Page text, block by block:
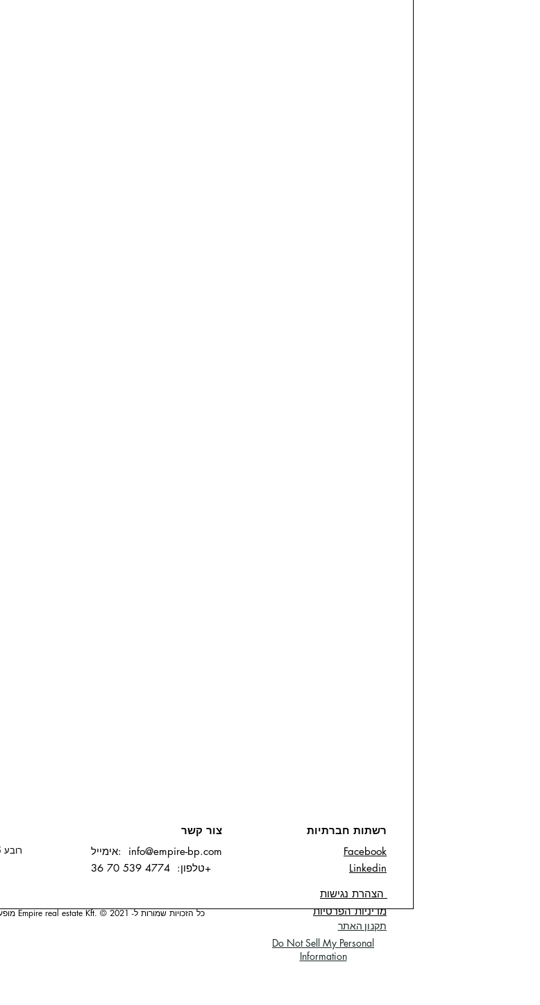
כל הזכויות שמורות ל- Empire real estate Kft. © 2021 מופעל ומאובטח
צור קשר
אימייל: info@empire-bp.com
טלפון: 4774 539 70 36+
רשתות חברתיות
Facebook
Linkedin
מדיניות הפרטיות
תקנון האתר
Do Not Sell My Personal
Information